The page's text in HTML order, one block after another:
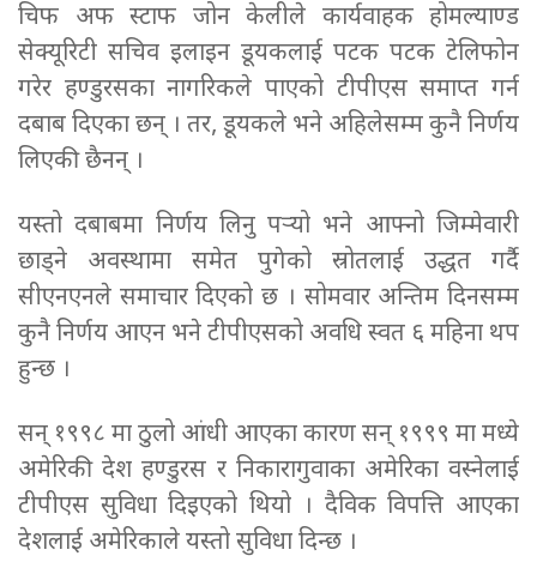
चिफ अफ स्टाफ जोन केलीले कार्यवाहक होमल्याण्ड
सेक्यूरिटी सचिव इलाइन डूयकलाई पटक पटक टेलिफोन
गरेर हण्डुरसका नागरिकले पाएको टीपीएस समाप्त गर्न
दबाब दिएका छन् । तर, डूयकले भने अहिलेसम्म कुनै निर्णय
लिएकी छैनन् ।
यस्तो दबाबमा निर्णय लिनु पर्‍यो भने आफ्नो जिम्मेवारी
छाड्ने अवस्थामा समेत पुगेको स्रोतलाई उद्धत गर्दै
सीएनएनले समाचार दिएको छ । सोमवार अन्तिम दिनसम्म
कुनै निर्णय आएन भने टीपीएसको अवधि स्वत ६ महिना थप
हुन्छ ।
सन् १९९८ मा ठुलो आंधी आएका कारण सन् १९९९ मा मध्ये
अमेरिकी देश हण्डुरस र निकारागुवाका अमेरिका वस्नेलाई
टीपीएस सुविधा दिइएको थियो । दैविक विपत्ति आएका
देशलाई अमेरिकाले यस्तो सुविधा दिन्छ ।